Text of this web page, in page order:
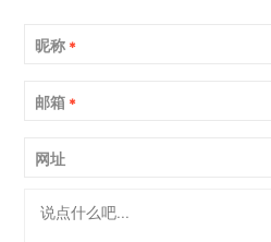
昵称 *
邮箱 *
网址